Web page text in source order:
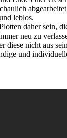
leblos.
daher sein,
neu zu
diese nicht aus
und